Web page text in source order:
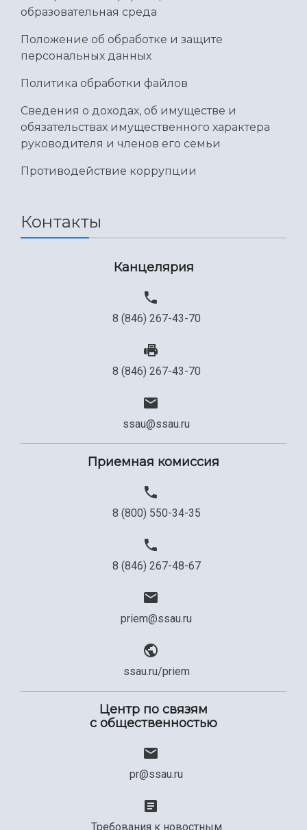
образовательная среда
Положение об обработке и защите
персональных данных
Политика обработки файлов
Сведения о доходах, об имуществе и
обязательствах имущественного характера
руководителя и членов его семьи
Противодействие коррупции
Контакты
Канцелярия
8 (846) 267-43-70
8 (846) 267-43-70
ssau@ssau.ru
Приемная комиссия
8 (800) 550-34-35
8 (846) 267-48-67
priem@ssau.ru
ssau.ru/priem
Центр по связям
с общественностью
pr@ssau.ru
Требования к новостным